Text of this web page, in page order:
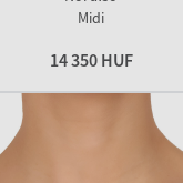
Midi
14 350 HUF